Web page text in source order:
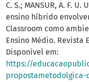
C. S.; MANSUR, A. F.
ensino híbrido
Classroom como
Ensino Médio. Revista
Disponível em:
https://